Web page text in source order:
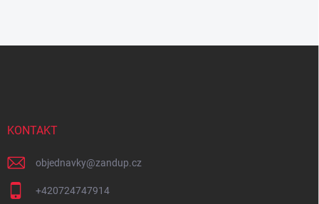
KONTAKT
objednavky@zandup.cz
+420724747914